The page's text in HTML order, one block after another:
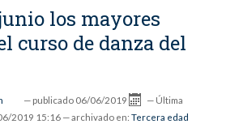
los mayores
curso de danza del
— publicado 06/06/2019 — Última
2019 15:16 — archivado en: Tercera edad